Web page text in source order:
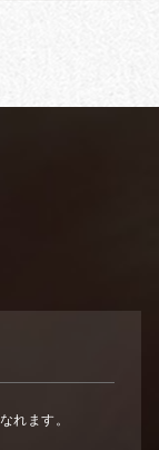
れます。